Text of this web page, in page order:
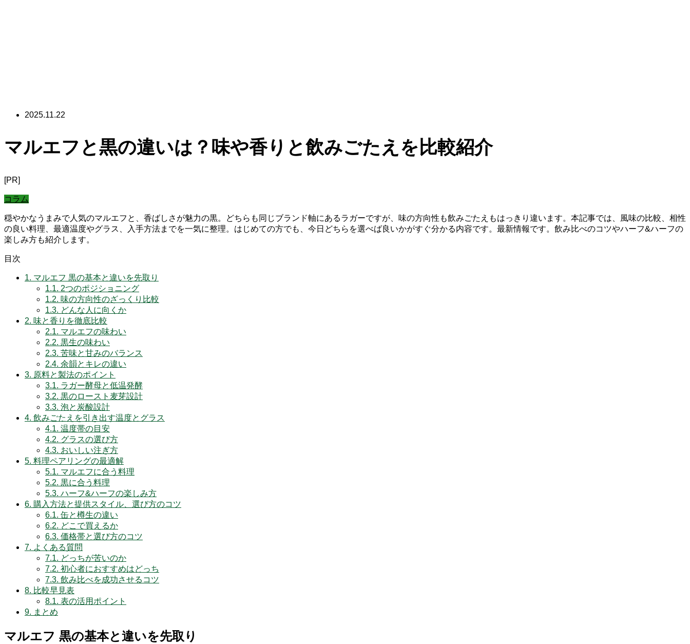
2025.11.22
マルエフと黒の違いは？味や香りと飲みごたえを比較紹介
[PR]
コラム
穏やかなうまみで人気のマルエフと、香ばしさが魅力の黒。どちらも同じブランド軸にあるラガーですが、味の方向性も飲みごたえもはっきり違います。本記事では、風味の比較、相性
の良い料理、最適温度やグラス、入手方法までを一気に整理。はじめての方でも、今日どちらを選べば良いかがすぐ分かる内容です。最新情報です。飲み比べのコツやハーフ&ハーフの
楽しみ方も紹介します。
目次
1. マルエフ 黒の基本と違いを先取り
1.1. 2つのポジショニング
1.2. 味の方向性のざっくり比較
1.3. どんな人に向くか
2. 味と香りを徹底比較
2.1. マルエフの味わい
2.2. 黒生の味わい
2.3. 苦味と甘みのバランス
2.4. 余韻とキレの違い
3. 原料と製法のポイント
3.1. ラガー酵母と低温発酵
3.2. 黒のロースト麦芽設計
3.3. 泡と炭酸設計
4. 飲みごたえを引き出す温度とグラス
4.1. 温度帯の目安
4.2. グラスの選び方
4.3. おいしい注ぎ方
5. 料理ペアリングの最適解
5.1. マルエフに合う料理
5.2. 黒に合う料理
5.3. ハーフ&ハーフの楽しみ方
6. 購入方法と提供スタイル、選び方のコツ
6.1. 缶と樽生の違い
6.2. どこで買えるか
6.3. 価格帯と選び方のコツ
7. よくある質問
7.1. どっちが苦いのか
7.2. 初心者におすすめはどっち
7.3. 飲み比べを成功させるコツ
8. 比較早見表
8.1. 表の活用ポイント
9. まとめ
マルエフ 黒の基本と違いを先取り